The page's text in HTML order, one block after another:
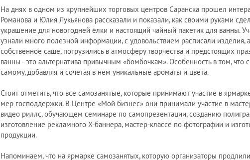
На днях в одном из крупнейших торговых центров Саранска прошел
Романова и Юлия Лукьянова рассказали и показали, как своими руками
украшение для новогодней ёлки и настоящий чайный пакетик для ванны.
узнали много полезной информации, с удовольствием расписали изделия,
собственное саше, погрузились в атмосферу творчества и предстоящих
ванны - это альтернатива привычным «бомбочкам». Особенность в том, что
самому, добавляя и сочетая в нем уникальные ароматы и цвета.
Стоит отметить, что все самозанятые, которые принимают участие в
мер господдержки. В Центре «Мой бизнес» они принимали участие в
видео риллс, обучающем семинаре по самопрезентации, созданию
изготовление рекламного Х-баннера, мастер-классе по фотографии и
продукции.
Напоминаем, что на ярмарке самозанятых, которую организаторы